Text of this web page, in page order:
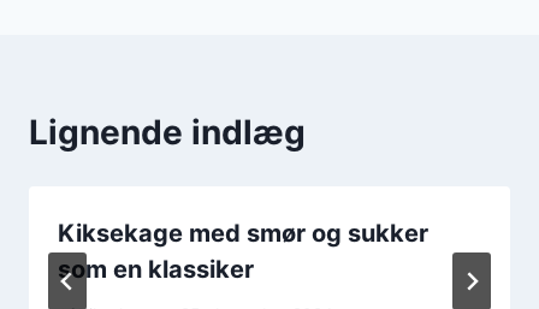
Lignende indlæg
Kiksekage med smør og sukker
som en klassiker